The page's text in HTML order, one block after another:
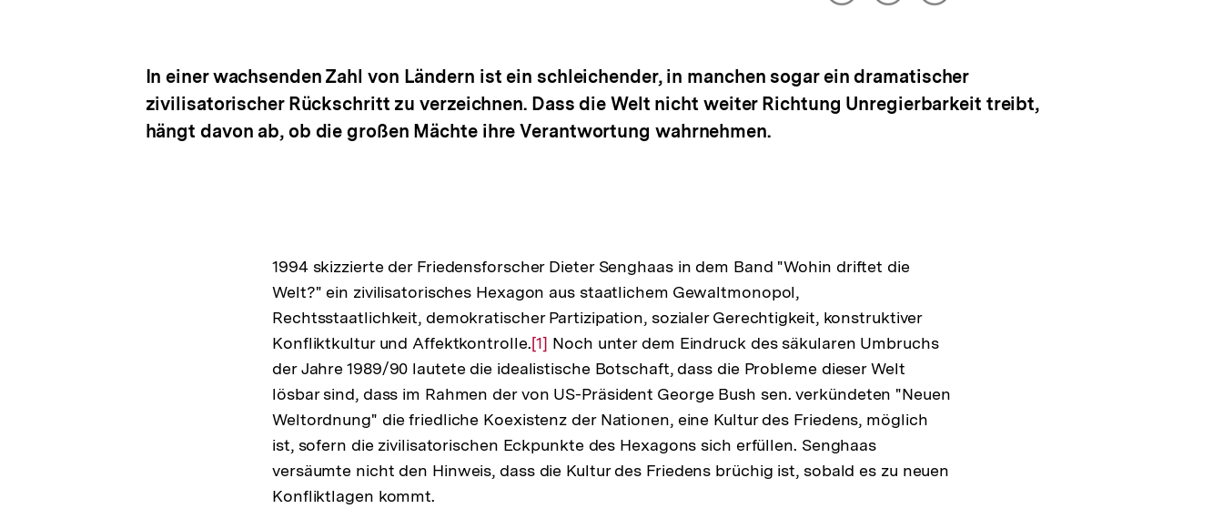
In einer wachsenden Zahl von Ländern ist ein schleichender, in manchen sogar ein dramatischer
zivilisatorischer Rückschritt zu verzeichnen. Dass die Welt nicht weiter Richtung Unregierbarkeit treibt,
hängt davon ab, ob die großen Mächte ihre Verantwortung wahrnehmen.
1994 skizzierte der Friedensforscher Dieter Senghaas in dem Band "Wohin driftet die
Welt?" ein zivilisatorisches Hexagon aus staatlichem Gewaltmonopol,
Rechtsstaatlichkeit, demokratischer Partizipation, sozialer Gerechtigkeit, konstruktiver
Konfliktkultur und Affektkontrolle.Zur
Auflösung
der
Fußnote
[1] Noch unter dem Eindruck des säkularen Umbruchs
der Jahre 1989/90 lautete die idealistische Botschaft, dass die Probleme dieser Welt
lösbar sind, dass im Rahmen der von US-Präsident George Bush sen. verkündeten "Neuen
Weltordnung" die friedliche Koexistenz der Nationen, eine Kultur des Friedens, möglich
ist, sofern die zivilisatorischen Eckpunkte des Hexagons sich erfüllen. Senghaas
versäumte nicht den Hinweis, dass die Kultur des Friedens brüchig ist, sobald es zu neuen
Konfliktlagen kommt.